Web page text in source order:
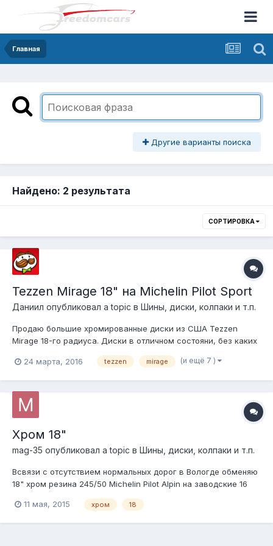
Главная
Другие варианты поиска
Найдено: 2 результата
СОРТИРОВКА
Tezzen Mirage 18" на Michelin Pilot Sport
Даниил опубликовал a topic в Шины, диски, колпаки и т.п.
Продаю большие хромированные диски из США Tezzen
Mirage 18-го радиуса. Диски в отличном состояни, без каких
порезов и проколов. Возможна продажа по отдельности
ET 42 За весь компле...
24 марта, 2016 tezzen mirage (и ещё 7 )
Хром 18"
mag-35 опубликовал a topic в Шины, диски, колпаки и т.п.
Всвязи с отсутствием нормальных дорог в Вологде обменяю
18" хром резина 245/50 Michelin Pilot Alpin на заводские 16
https://www.avito.ru/vologda/zapchasti_i_aksessuary/hrom_18mi
11 мая, 2015 хром 18